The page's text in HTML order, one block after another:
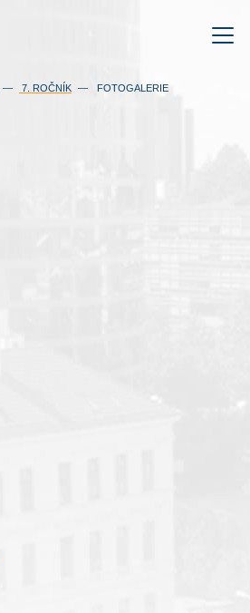
7. ROČNÍK FOTOGALERIE